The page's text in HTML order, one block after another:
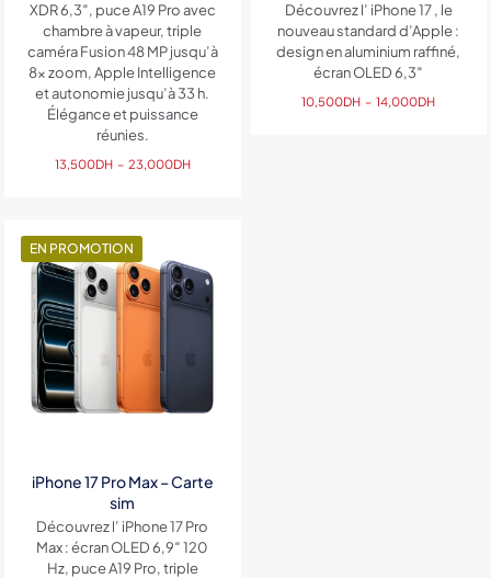
XDR 6,3″, puce A19 Pro avec
chambre à vapeur, triple
caméra Fusion 48 MP jusqu’à
8x zoom, Apple Intelligence
et autonomie jusqu’à 33 h.
Élégance et puissance
réunies.
13,500DH – 23,000DHPlage
23,000DH
Découvrez l’ iPhone 17 , le
nouveau standard d’Apple :
design en aluminium raffiné,
écran OLED 6,3″
10,500DH – 14,000DHPlage
EN PROMOTION
iPhone 17 Pro Max – Carte
sim
Découvrez l’ iPhone 17 Pro
Max : écran OLED 6,9″ 120
Hz, puce A19 Pro, triple